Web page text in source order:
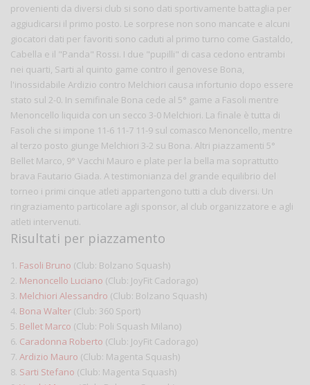
provenienti da diversi club si sono dati sportivamente battaglia per
aggiudicarsi il primo posto. Le sorprese non sono mancate e alcuni
giocatori dati per favoriti sono caduti al primo turno come Gastaldo,
Cabella e il "Panda" Rossi. I due "pupilli" di casa cedono entrambi
nei quarti, Sarti al quinto game contro il genovese Bona,
l'inossidabile Ardizio contro Melchiori causa infortunio dopo essere
stato sul 2-0. In semifinale Bona cede al 5° game a Fasoli mentre
Menoncello liquida con un secco 3-0 Melchiori. La finale è tutta di
Fasoli che si impone 11-6 11-7 11-9 sul comasco Menoncello, mentre
al terzo posto giunge Melchiori 3-2 su Bona. Altri piazzamenti 5°
Bellet Marco, 9° Vacchi Mauro e plate per la bella ma soprattutto
brava Fautario Giada. A testimonianza del grande equilibrio del
torneo i primi cinque atleti appartengono tutti a club diversi. Un
ringraziamento particolare agli sponsor, al club organizzatore e agli
atleti intervenuti.
Risultati per piazzamento
1. Fasoli Bruno (Club: Bolzano Squash)
2. Menoncello Luciano (Club: JoyFit Cadorago)
3. Melchiori Alessandro (Club: Bolzano Squash)
4. Bona Walter (Club: 360 Sport)
5. Bellet Marco (Club: Poli Squash Milano)
6. Caradonna Roberto (Club: JoyFit Cadorago)
7. Ardizio Mauro (Club: Magenta Squash)
8. Sarti Stefano (Club: Magenta Squash)